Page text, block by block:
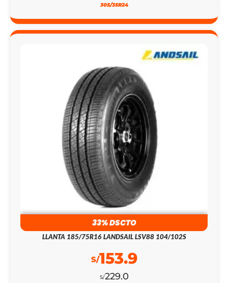
305/35R24
33% DSCTO
LLANTA 185/75R16 LANDSAIL LSV88 104/102S
S/229.0
S/153.9